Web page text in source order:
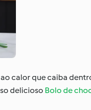
calor que caiba
delicioso Bolo de